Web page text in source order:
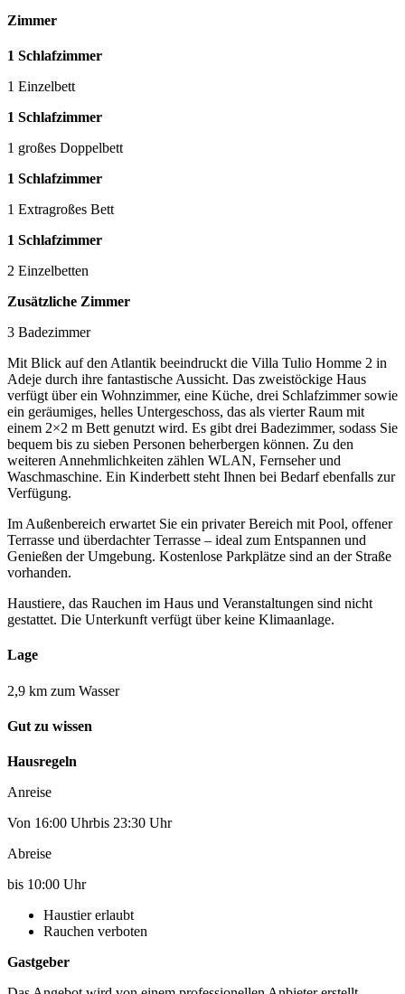
Zimmer
1 Schlafzimmer
1 Einzelbett
1 Schlafzimmer
1 großes Doppelbett
1 Schlafzimmer
1 Extragroßes Bett
1 Schlafzimmer
2 Einzelbetten
Zusätzliche Zimmer
3 Badezimmer
Mit Blick auf den Atlantik beeindruckt die Villa Tulio Homme 2 in
Adeje durch ihre fantastische Aussicht. Das zweistöckige Haus
verfügt über ein Wohnzimmer, eine Küche, drei Schlafzimmer sowie
ein geräumiges, helles Untergeschoss, das als vierter Raum mit
einem 2×2 m Bett genutzt wird. Es gibt drei Badezimmer, sodass Sie
bequem bis zu sieben Personen beherbergen können. Zu den
weiteren Annehmlichkeiten zählen WLAN, Fernseher und
Waschmaschine. Ein Kinderbett steht Ihnen bei Bedarf ebenfalls zur
Verfügung.
Im Außenbereich erwartet Sie ein privater Bereich mit Pool, offener
Terrasse und überdachter Terrasse – ideal zum Entspannen und
Genießen der Umgebung. Kostenlose Parkplätze sind an der Straße
vorhanden.
Haustiere, das Rauchen im Haus und Veranstaltungen sind nicht
gestattet. Die Unterkunft verfügt über keine Klimaanlage.
Lage
2,9 km zum Wasser
Gut zu wissen
Hausregeln
Anreise
Von 16:00 Uhrbis 23:30 Uhr
Abreise
bis 10:00 Uhr
Haustier erlaubt
Rauchen verboten
Gastgeber